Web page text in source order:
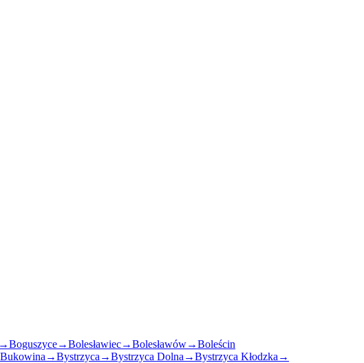
→Boguszyce→Bolesławiec→Bolesławów→Boleścin
Bukowina →Bystrzyca →Bystrzyca Dolna →Bystrzyca Kłodzka →